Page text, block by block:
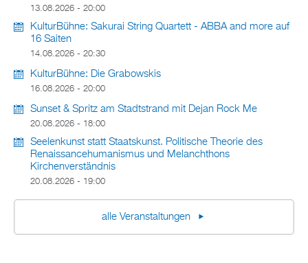
13.08.2026 - 20:00
KulturBühne: Sakurai String Quartett - ABBA and more auf
16 Saiten
14.08.2026 - 20:30
KulturBühne: Die Grabowskis
16.08.2026 - 20:00
Sunset & Spritz am Stadtstrand mit Dejan Rock Me
20.08.2026 - 18:00
Seelenkunst statt Staatskunst. Politische Theorie des
Renaissancehumanismus und Melanchthons
Kirchenverständnis
20.08.2026 - 19:00
alle Veranstaltungen